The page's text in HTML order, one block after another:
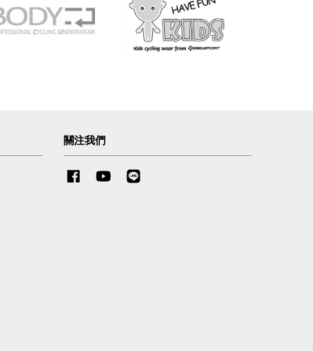
關注我們
FacebookYouTube